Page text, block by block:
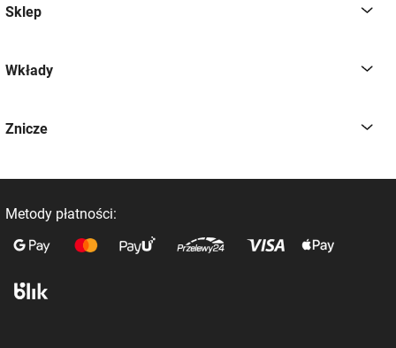
Sklep
Wkłady
Znicze
Metody płatności: